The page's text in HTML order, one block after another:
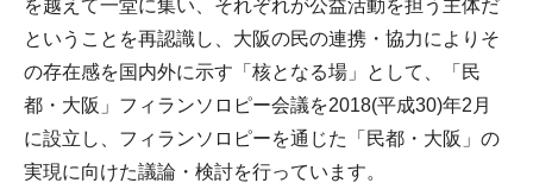
を越えて一堂に集い、それぞれが公益活動を担う主体だ
ということを再認識し、大阪の民の連携・協力によりそ
の存在感を国内外に示す「核となる場」として、「民
都・大阪」フィランソロピー会議を2018(平成30)年2月
に設立し、フィランソロピーを通じた「民都・大阪」の
実現に向けた議論・検討を行っています。